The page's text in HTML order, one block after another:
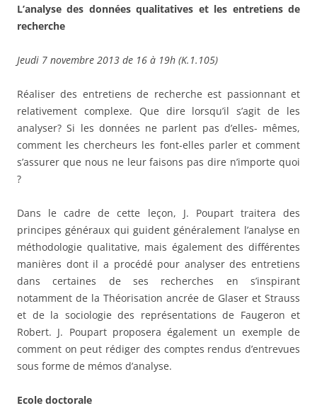
L’analyse des données qualitatives et les entretiens de
recherche
Jeudi 7 novembre 2013 de 16 à 19h (K.1.105)
Réaliser des entretiens de recherche est passionnant et
relativement complexe. Que dire lorsqu’il s’agit de les
analyser? Si les données ne parlent pas d’elles- mêmes,
comment les chercheurs les font-elles parler et comment
s’assurer que nous ne leur faisons pas dire n’importe quoi
?
Dans le cadre de cette leçon, J. Poupart traitera des
principes généraux qui guident généralement l’analyse en
méthodologie qualitative, mais également des différentes
manières dont il a procédé pour analyser des entretiens
dans certaines de ses recherches en s’inspirant
notamment de la Théorisation ancrée de Glaser et Strauss
et de la sociologie des représentations de Faugeron et
Robert. J. Poupart proposera également un exemple de
comment on peut rédiger des comptes rendus d’entrevues
sous forme de mémos d’analyse.
Ecole doctorale